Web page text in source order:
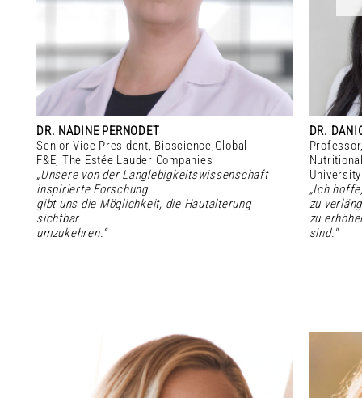
DR. NADINE PERNODET
Senior Vice President, Bioscience,Global
F&E, The Estée Lauder Companies
„Unsere von der Langlebigkeitswissenschaft
inspirierte Forschung
gibt uns die Möglichkeit, die Hautalterung
sichtbar
umzukehren.“
DR.
„Ich
zu
zu
sind."